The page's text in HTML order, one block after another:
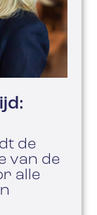
de
van de
alle